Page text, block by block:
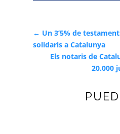
← Un 3’5% de
solidaris a Catalunya
Els notaris de
20.000